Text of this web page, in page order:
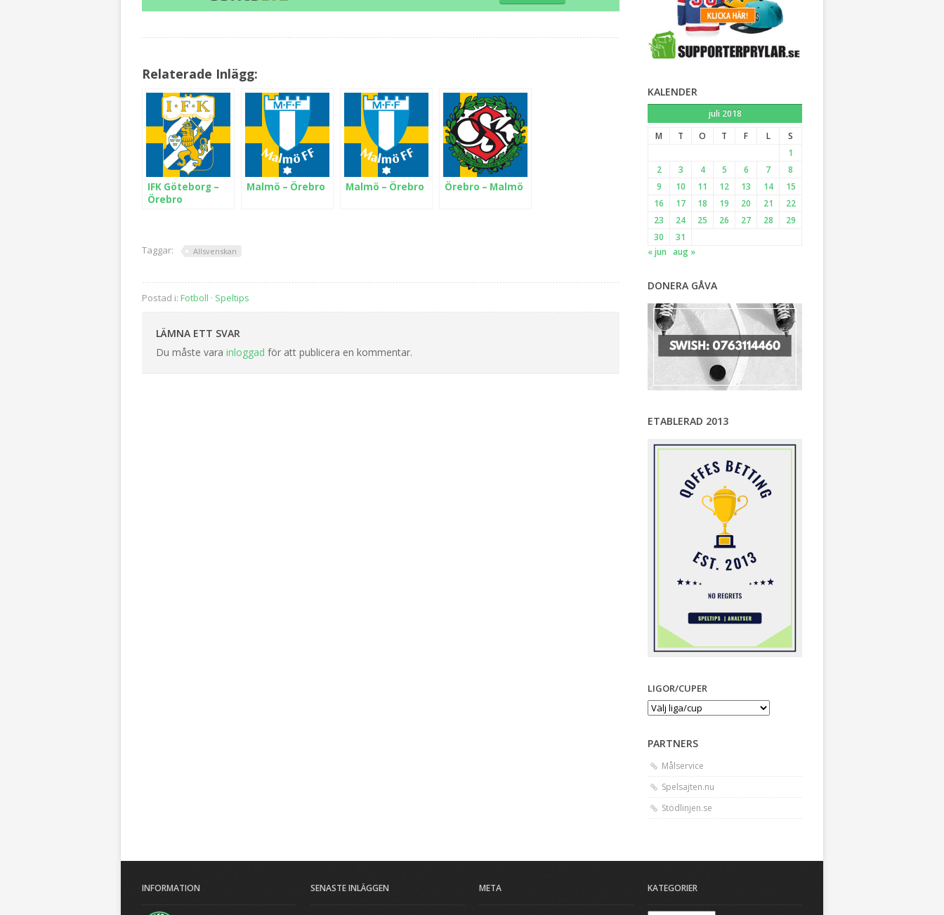
Relaterade Inlägg:
IFK Göteborg –
Örebro
Malmö – Örebro Malmö – Örebro Örebro – Malmö
Taggar: Allsvenskan
Postad i: Fotboll · Speltips
LÄMNA ETT SVAR
Du måste vara inloggad för att publicera en kommentar.
KALENDER
juli 2018
M
T O T F L
S
1
2
3 4 5 6 7
8
9
10 11 12 13 14
15
16
17 18 19 20 21
22
23
24 25 26 27 28
29
30
31
« jun aug »
DONERA GÅVA
ETABLERAD 2013
LIGOR/CUPER
PARTNERS
Målservice
Spelsajten.nu
Stödlinjen.se
INFORMATION SENASTE INLÄGGEN META KATEGORIER